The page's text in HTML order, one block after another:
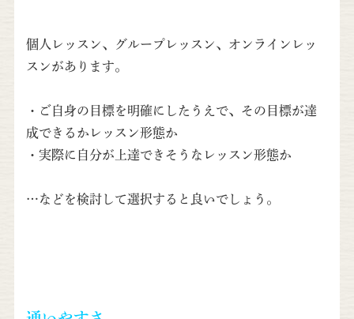
個人レッスン、グループレッスン、オンラインレッ
スンがあります。
・ご自身の目標を明確にしたうえで、その目標が達
成できるかレッスン形態か
・実際に自分が上達できそうなレッスン形態か
…などを検討して選択すると良いでしょう。